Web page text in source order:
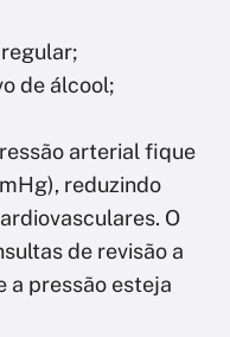
de álcool;
arterial fique
reduzindo
O
de revisão a
a pressão esteja